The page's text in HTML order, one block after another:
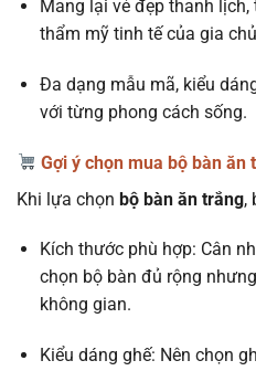
Mang lại vẻ đẹp thanh
thẩm mỹ tinh tế của gia
Đa dạng mẫu mã, kiểu
với từng phong cách sống.
Gợi ý chọn mua bộ bàn ăn
Khi lựa chọn bộ bàn ăn trắng,
Kích thước phù hợp: Cân
chọn bộ bàn đủ rộng
không gian.
Kiểu dáng ghế: Nên chọn